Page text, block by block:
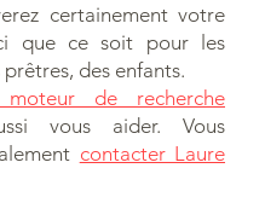
certainement votre
que ce soit pour les
des enfants.
de recherche
vous aider. Vous
contacter Laure